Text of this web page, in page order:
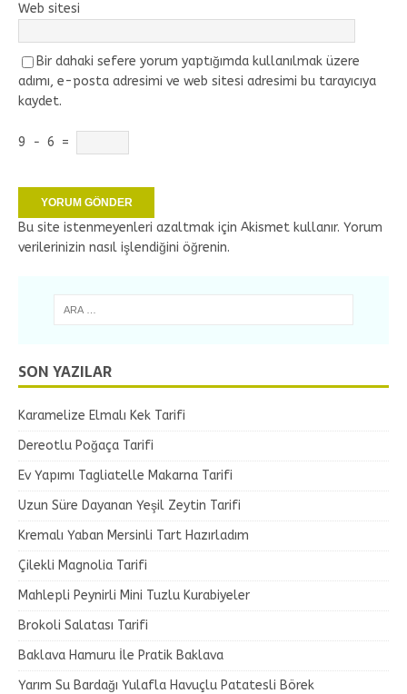
Web sitesi
Bir dahaki sefere yorum yaptığımda kullanılmak üzere
adımı, e-posta adresimi ve web sitesi adresimi bu tarayıcıya
kaydet.
9 − 6 =
Bu site istenmeyenleri azaltmak için Akismet kullanır. Yorum
verilerinizin nasıl işlendiğini öğrenin.
SON YAZILAR
Karamelize Elmalı Kek Tarifi
Dereotlu Poğaça Tarifi
Ev Yapımı Tagliatelle Makarna Tarifi
Uzun Süre Dayanan Yeşil Zeytin Tarifi
Kremalı Yaban Mersinli Tart Hazırladım
Çilekli Magnolia Tarifi
Mahlepli Peynirli Mini Tuzlu Kurabiyeler
Brokoli Salatası Tarifi
Baklava Hamuru İle Pratik Baklava
Yarım Su Bardağı Yulafla Havuçlu Patatesli Börek